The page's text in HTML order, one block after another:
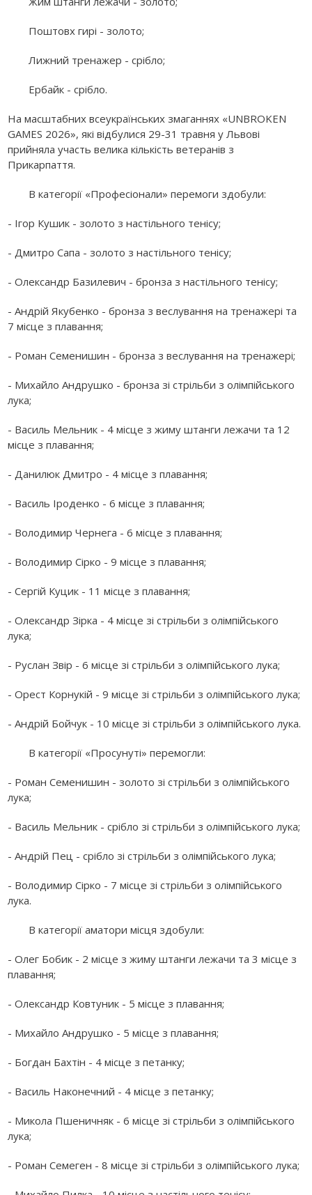
Поштовх гирі - золото;
Лижний тренажер - срібло;
Ербайк - срібло.
На масштабних всеукраїнських змаганнях «UNBROKEN
GAMES 2026», які відбулися 29-31 травня у Львові
прийняла участь велика кількість ветеранів з
Прикарпаття.
В категорії «Професіонали» перемоги здобули:
- Ігор Кушик - золото з настільного тенісу;
- Дмитро Сапа - золото з настільного тенісу;
- Олександр Базилевич - бронза з настільного тенісу;
- Андрій Якубенко - бронза з веслування на тренажері та
7 місце з плавання;
- Роман Семенишин - бронза з веслування на тренажері;
- Михайло Андрушко - бронза зі стрільби з олімпійського
лука;
- Василь Мельник - 4 місце з жиму штанги лежачи та 12
місце з плавання;
- Данилюк Дмитро - 4 місце з плавання;
- Василь Іроденко - 6 місце з плавання;
- Володимир Чернега - 6 місце з плавання;
- Володимир Сірко - 9 місце з плавання;
- Сергій Куцик - 11 місце з плавання;
- Олександр Зірка - 4 місце зі стрільби з олімпійського
лука;
- Руслан Звір - 6 місце зі стрільби з олімпійського лука;
- Орест Корнукій - 9 місце зі стрільби з олімпійського лука;
- Андрій Бойчук - 10 місце зі стрільби з олімпійського лука.
В категорії «Просунуті» перемогли:
- Роман Семенишин - золото зі стрільби з олімпійського
лука;
- Василь Мельник - срібло зі стрільби з олімпійського лука;
- Андрій Пец - срібло зі стрільби з олімпійського лука;
- Володимир Сірко - 7 місце зі стрільби з олімпійського
лука.
В категорії аматори місця здобули:
- Олег Бобик - 2 місце з жиму штанги лежачи та 3 місце з
плавання;
- Олександр Ковтуник - 5 місце з плавання;
- Михайло Андрушко - 5 місце з плавання;
- Богдан Бахтін - 4 місце з петанку;
- Василь Наконечний - 4 місце з петанку;
- Микола Пшеничняк - 6 місце зі стрільби з олімпійського
лука;
- Роман Семеген - 8 місце зі стрільби з олімпійського лука;